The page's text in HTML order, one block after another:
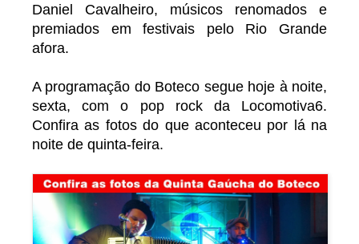
Daniel Cavalheiro, músicos renomados e
premiados em festivais pelo Rio Grande
afora.
A programação do Boteco segue hoje à noite,
sexta, com o pop rock da Locomotiva6.
Confira as fotos do que aconteceu por lá na
noite de quinta-feira.